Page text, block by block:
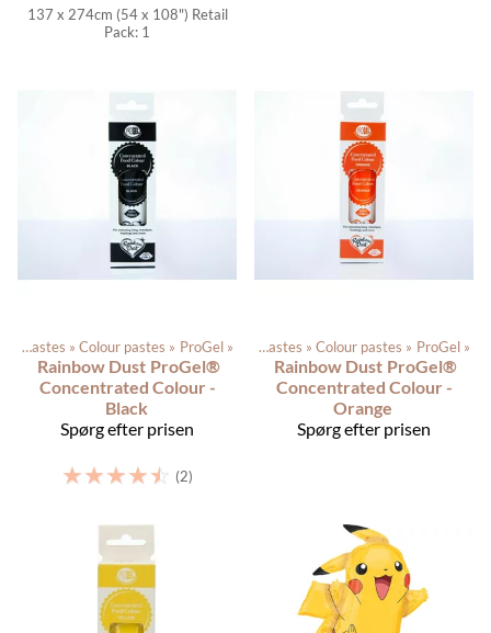
137 x 274cm (54 x 108") Retail
Pack: 1
Color pastes ‪» Colour pastes ‪» ProGel ‪»
Rainbow Dust ProGel®
Concentrated Colour -
Black
Spørg efter prisen
☆☆☆☆☆ (2)
Produkterne ‪»Dagligvarer‪» Color pastes ‪» Colour pastes ‪» ProGel ‪»
Rainbow Dust ProGel®
Concentrated Colour -
Orange
Spørg efter prisen